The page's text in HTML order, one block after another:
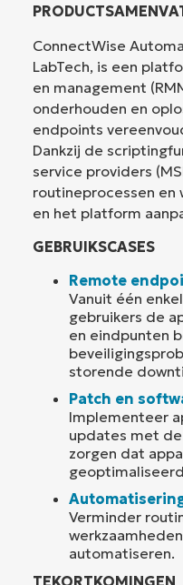
ConnectWise
LabTech, is een
en management
onderhouden en
endpoints
Dankzij de
service providers
routineprocessen en
en het platform
GEBRUIKSCASES
Remote
Vanuit één
gebruikers de
en eindpunten
storende
Patch en
Implementeer
updates met
zorgen dat
Verminder
automatiseren.